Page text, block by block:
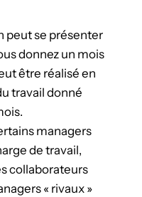
peut se présenter
donnez un mois
être réalisé en
travail donné
managers
de travail,
collaborateurs
« rivaux »